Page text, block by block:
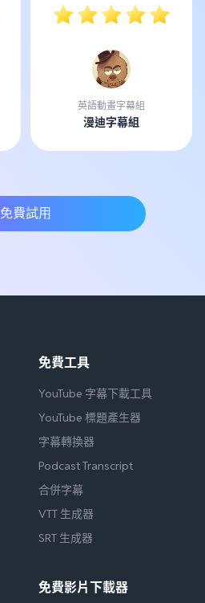
英語動畫字幕組
漫迪字幕組
免費試用
免費工具
YouTube 字幕下載工具
YouTube 標題產生器
字幕轉換器
Podcast Transcript
合併字幕
VTT 生成器
SRT 生成器
免費影片下載器